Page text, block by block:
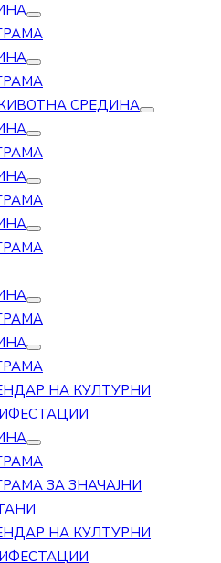
СРЕДИНА
НА КУЛТУРНИ
ЗА ЗНАЧАЈНИ
НА КУЛТУРНИ